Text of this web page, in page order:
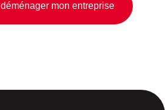
mon entreprise